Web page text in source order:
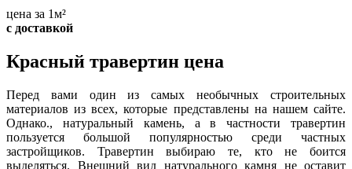
цена за 1м²
с доставкой
Красный травертин цена
Перед вами один из самых необычных строительных
материалов из всех, которые представлены на нашем сайте.
Однако., натуральный камень, а в частности травертин
пользуется большой популярностью среди частных
застройщиков. Травертин выбираю те, кто не боится
выделяться. Внешний вид натурального камня не оставит